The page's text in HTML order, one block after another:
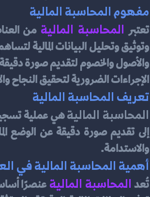
مفهوم المحاسبة المالية
تعتبر المحاسبة المالية
الإجراءات الضرورية لتحقيق النجاح
تعريف المحاسبة المالية
المحاسبة المالية
والاستدامة.
أهمية المحاسبة المالية في
تُعد المحاسبة المالية